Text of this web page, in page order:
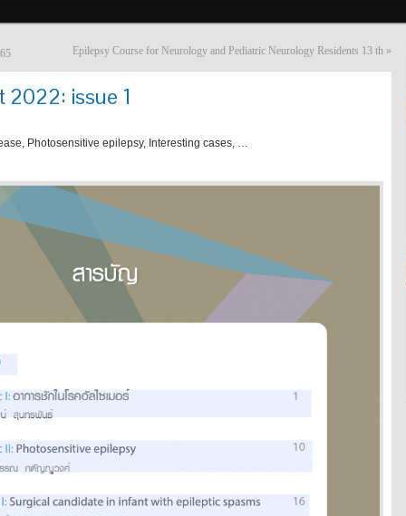
Epilepsy Course for Neurology and Pediatric Neurology Residents 13 th »
2022: issue 1
Photosensitive epilepsy, Interesting cases, …